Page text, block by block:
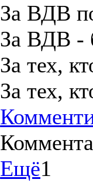
За ВДВ
За ВДВ -
За тех,
За тех,
Ещё1